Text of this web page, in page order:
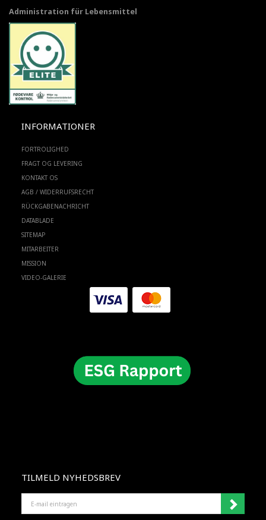
Administration für Lebensmittel
INFORMATIONER
FORTROLIGHED
FRAGT OG LEVERING
KONTAKT OS
AGB / WIDERRUFSRECHT
RÜCKGABENACHRICHT
DATABLADE
SITEMAP
MITARBEITER
MISSION
VIDEO-GALERIE
TILMELD NYHEDSBREV
MAIL
EINTRAGEN